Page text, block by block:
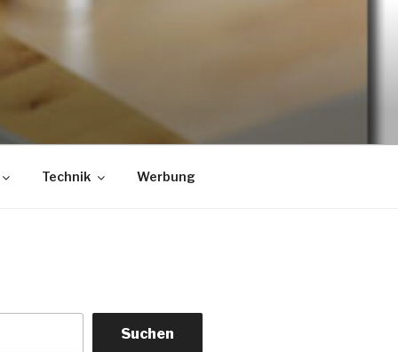
Technik Werbung
Suchen